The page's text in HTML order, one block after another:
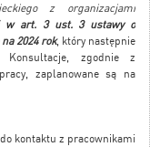
z organizacjami
w art. 3 ust. 3 ustawy o
2024 rok, który następnie
Konsultacje, zgodnie z
zaplanowane są na
kontaktu z pracownikami